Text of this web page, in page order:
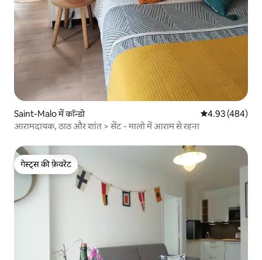
Saint-Malo में कॉन्डो औसत रेटिंग 5 में से
4.93 (484)
आरामदायक, ठाठ और शांत > सेंट - मालो में आराम से रहना
गेस्ट्स की फ़ेवरेट
गेस्ट्स की फ़ेवरेट